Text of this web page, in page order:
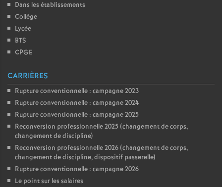
Dans les établissements
Collège
Lycée
BTS
CPGE
CARRIÈRES
Rupture conventionnelle : campagne 2023
Rupture conventionnelle : campagne 2024
Rupture conventionnelle : campagne 2025
Reconversion professionnelle 2025 (changement de corps,
changement de discipline)
Reconversion professionnelle 2026 (changement de corps,
changement de discipline, dispositif passerelle)
Rupture conventionnelle : campagne 2026
Le point sur les salaires